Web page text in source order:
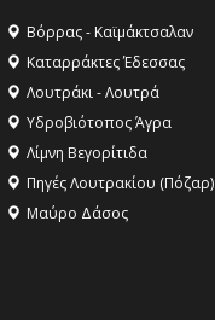
Βόρρας - Καϊμάκτσαλαν
Καταρράκτες Έδεσσας
Λουτράκι - Λουτρά
Υδροβιότοπος Άγρα
Λίμνη Βεγορίτιδα
Πηγές Λουτρακίου (Πόζαρ)
Μαύρο Δάσος